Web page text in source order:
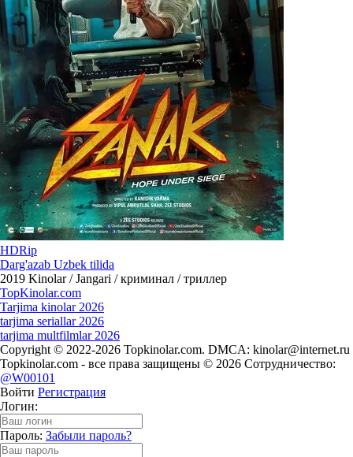
HDRip
Darg'azab Uzbek tilida
2019 Kinolar / Jangari / криминал / триллер
TopKinolar.com
Tarjima kinolar 2026
tarjima seriallar 2026
tarjima multfilmlar 2026
Copyright © 2022-2026 Topkinolar.com. DMCA: kinolar@internet.ru
Topkinolar.com - все права защищены © 2026 Сотрудничество:
@W00101
Войти Регистрация
Логин:
Пароль: Забыли пароль?